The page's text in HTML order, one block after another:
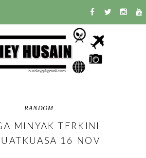
RANDOM
MINYAK TERKINI
16 NOV